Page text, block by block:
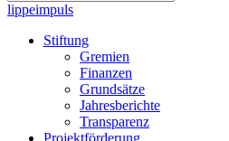
lippeimpuls
Stiftung
Gremien
Finanzen
Grundsätze
Jahresberichte
Transparenz
Projektförderung